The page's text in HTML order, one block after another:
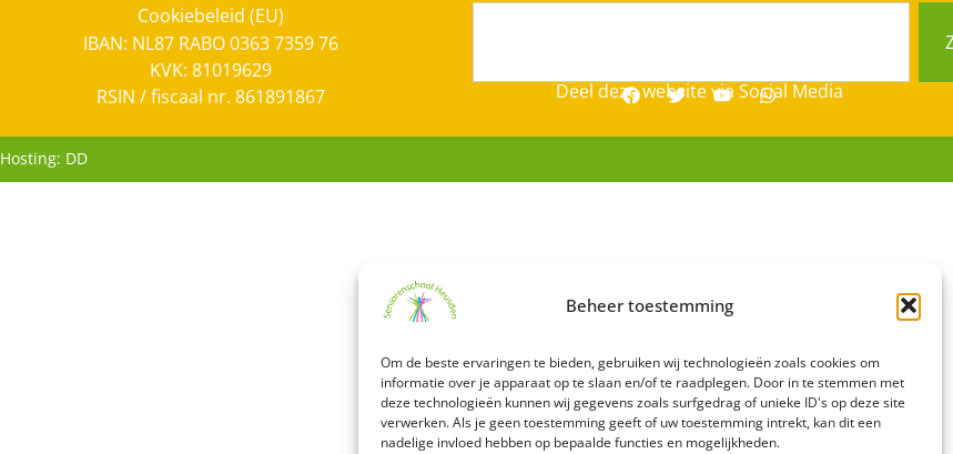
Beheer toestemming
Om de beste ervaringen te bieden, gebruiken wij technologieën zoals cookies om
informatie over je apparaat op te slaan en/of te raadplegen. Door in te stemmen met
deze technologieën kunnen wij gegevens zoals surfgedrag of unieke ID's op deze site
verwerken. Als je geen toestemming geeft of uw toestemming intrekt, kan dit een
nadelige invloed hebben op bepaalde functies en mogelijkheden.
Cookiebeleid (EU)
IBAN: NL87 RABO 0363 7359 76
KVK: 81019629
RSIN / fiscaal nr. 861891867
Deel deze website via Social Media
Hosting: DD